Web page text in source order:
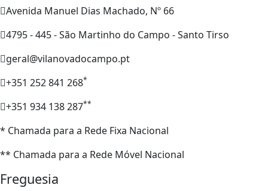
Avenida Manuel Dias Machado, Nº 66
4795 - 445 - São Martinho do Campo - Santo Tirso
geral@vilanovadocampo.pt
+351 252 841 268*
+351 934 138 287**
* Chamada para a Rede Fixa Nacional
** Chamada para a Rede Móvel Nacional
Freguesia